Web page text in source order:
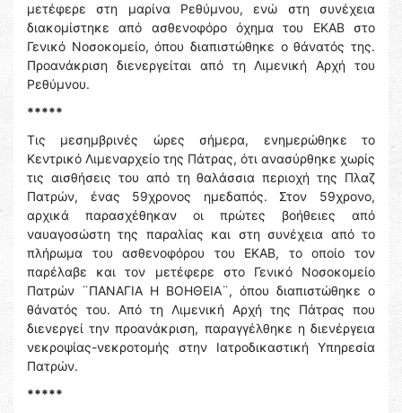
μετέφερε στη μαρίνα Ρεθύμνου, ενώ στη συνέχεια
διακομίστηκε από ασθενοφόρο όχημα του ΕΚΑΒ στο
Γενικό Νοσοκομείο, όπου διαπιστώθηκε ο θάνατός της.
Προανάκριση διενεργείται από τη Λιμενική Αρχή του
Ρεθύμνου.
*****
Τις μεσημβρινές ώρες σήμερα, ενημερώθηκε το
Κεντρικό Λιμεναρχείο της Πάτρας, ότι ανασύρθηκε χωρίς
τις αισθήσεις του από τη θαλάσσια περιοχή της Πλαζ
Πατρών, ένας 59χρονος ημεδαπός. Στον 59χρονο,
αρχικά παρασχέθηκαν οι πρώτες βοήθειες από
ναυαγοσώστη της παραλίας και στη συνέχεια από το
πλήρωμα του ασθενοφόρου του ΕΚΑΒ, το οποίο τον
παρέλαβε και τον μετέφερε στο Γενικό Νοσοκομείο
Πατρών ¨ΠΑΝΑΓΙΑ Η ΒΟΗΘΕΙΑ¨, όπου διαπιστώθηκε ο
θάνατός του. Από τη Λιμενική Αρχή της Πάτρας που
διενεργεί την προανάκριση, παραγγέλθηκε η διενέργεια
νεκροψίας-νεκροτομής στην Ιατροδικαστική Υπηρεσία
Πατρών.
*****